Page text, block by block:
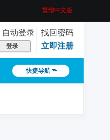
繁體中文版
自动登录
找回密码
登录 立即注册
快捷导航